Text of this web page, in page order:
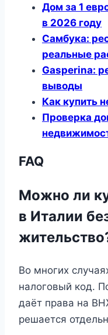
Дом за 1
в 2026 году
Самбука:
реальные
Gasperina:
выводы
Как купить
Проверка
FAQ
Можно ли
в Италии
Во многих
налоговый код.
даёт права на
решается